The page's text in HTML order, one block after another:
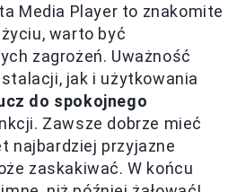
Media Player to znakomite
warto być
zagrożeń. Uważność
jak i użytkowania
do spokojnego
Zawsze dobrze mieć
najbardziej przyjazne
zaskakiwać. W końcu